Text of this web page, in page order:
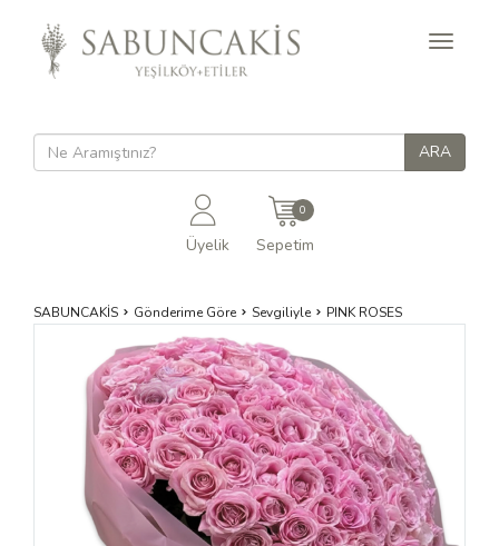
Toggle
Üyelik
0
Sepetim
SABUNCAKİS Gönderime Göre Sevgiliyle PINK ROSES